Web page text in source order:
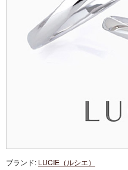
ブランド: LUCIE（ルシエ）